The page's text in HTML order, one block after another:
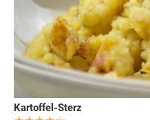
Kartoffel-Sterz